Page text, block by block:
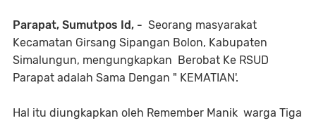
Parapat, Sumutpos Id, - Seorang masyarakat
Kecamatan Girsang Sipangan Bolon, Kabupaten
Simalungun, mengungkapkan Berobat Ke RSUD
Parapat adalah Sama Dengan " KEMATIAN'.
Hal itu diungkapkan oleh Remember Manik warga Tiga